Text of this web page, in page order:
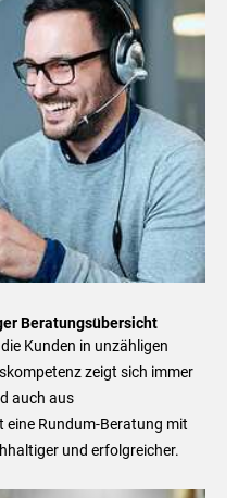
Beratungsübersicht
Kunden in unzähligen
zeigt sich immer
auch aus
Rundum-Beratung mit
und erfolgreicher.